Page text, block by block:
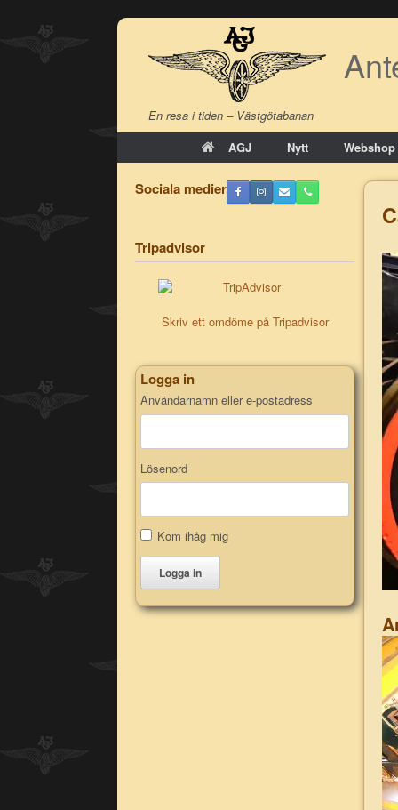
Skip
content
En resa i tiden – Västgötabanan
AGJ
Nytt Webshop
Sociala medier
Tripadvisor
Skriv ett omdöme på Tripadvisor
Logga in
Användarnamn eller e-postadress
Lösenord
Kom ihåg mig
Logga in